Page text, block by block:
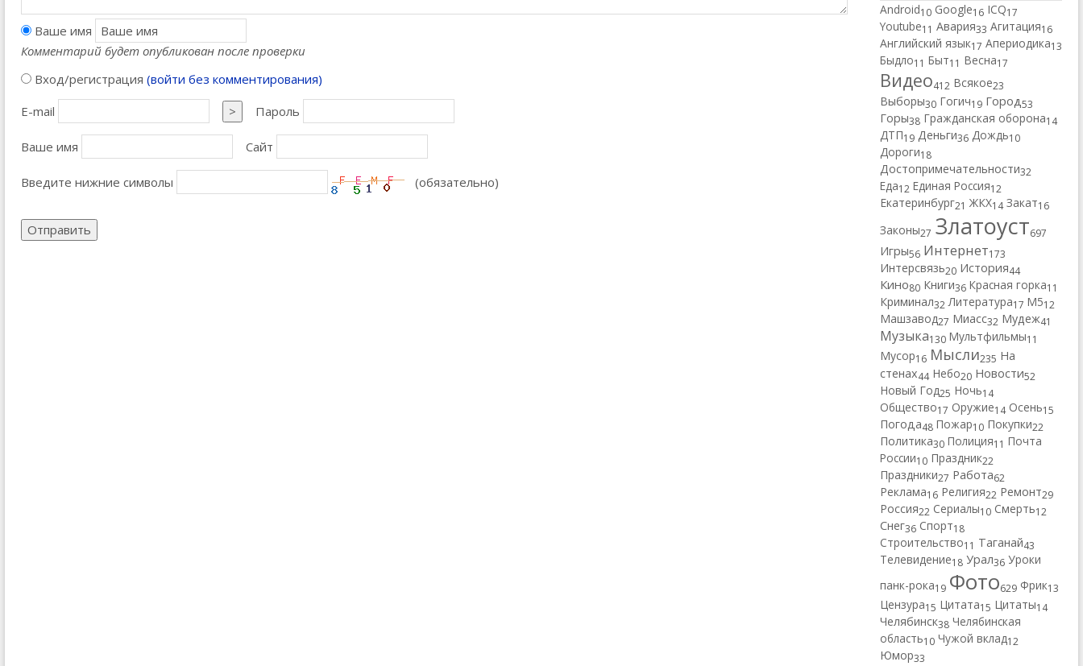
Ваше имя
Комментарий будет опубликован после проверки
Вход/регистрация (войти без комментирования)
E-mail
> Пароль
Ваше имя Сайт
Введите нижние символы (обязательно)
Отправить
Android10 Google16 ICQ17
Youtube11 Авария33 Агитация16
Английский язык17 Апериодика13
Быдло11 Быт11 Весна17
Видео412 Всякое23
Выборы30 Гогич19 Город53
Горы38 Гражданская оборона14
ДТП19 Деньги36 Дождь10
Дороги18
Достопримечательности32
Еда12 Единая Россия12
Екатеринбург21 ЖКХ14 Закат16
Законы27 Златоуст697
Игры56 Интернет173
Интерсвязь20 История44
Кино80 Книги36 Красная горка11
Криминал32 Литература17 М512
Машзавод27 Миасс32 Мудеж41
Музыка130 Мультфильмы11
Мусор16 Мысли235 На
стенах44 Небо20 Новости52
Новый Год25 Ночь14
Общество17 Оружие14 Осень15
Погода48 Пожар10 Покупки22
Политика30 Полиция11 Почта
России10 Праздник22
Праздники27 Работа62
Реклама16 Религия22 Ремонт29
Россия22 Сериалы10 Смерть12
Снег36 Спорт18
Строительство11 Таганай43
Телевидение18 Урал36 Уроки
панк-рока19 Фото629 Фрик13
Цензура15 Цитата15 Цитаты14
Челябинск38 Челябинская
область10 Чужой вклад12
Юмор33